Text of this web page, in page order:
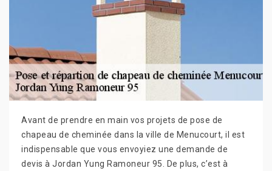
Avant de prendre en main vos projets de pose de
chapeau de cheminée dans la ville de Menucourt, il est
indispensable que vous envoyiez une demande de
devis à Jordan Yung Ramoneur 95. De plus, c’est à